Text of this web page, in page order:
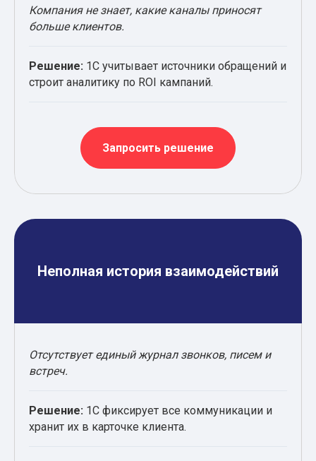
Компания не знает, какие каналы приносят
больше клиентов.
Решение: 1С учитывает источники обращений и
строит аналитику по ROI кампаний.
Запросить решение
Неполная история взаимодействий
Отсутствует единый журнал звонков, писем и
встреч.
Решение: 1С фиксирует все коммуникации и
хранит их в карточке клиента.